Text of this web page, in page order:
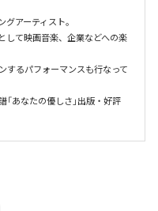
アーティスト。
して映画音楽、企業などへの楽
するパフォーマンスも行なって
あなたの優しさ」出版・好評